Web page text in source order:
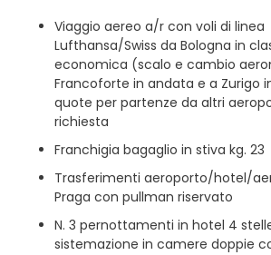
Viaggio aereo a/r con voli di linea
Lufthansa/Swiss da Bologna in
economica (scalo e cambio
Francoforte in andata e a Zurigo
quote per partenze da altri
richiesta
Franchigia bagaglio in stiva kg. 23
Trasferimenti aeroporto/hotel/
Praga con pullman riservato
N. 3 pernottamenti in hotel 4
sistemazione in camere doppie